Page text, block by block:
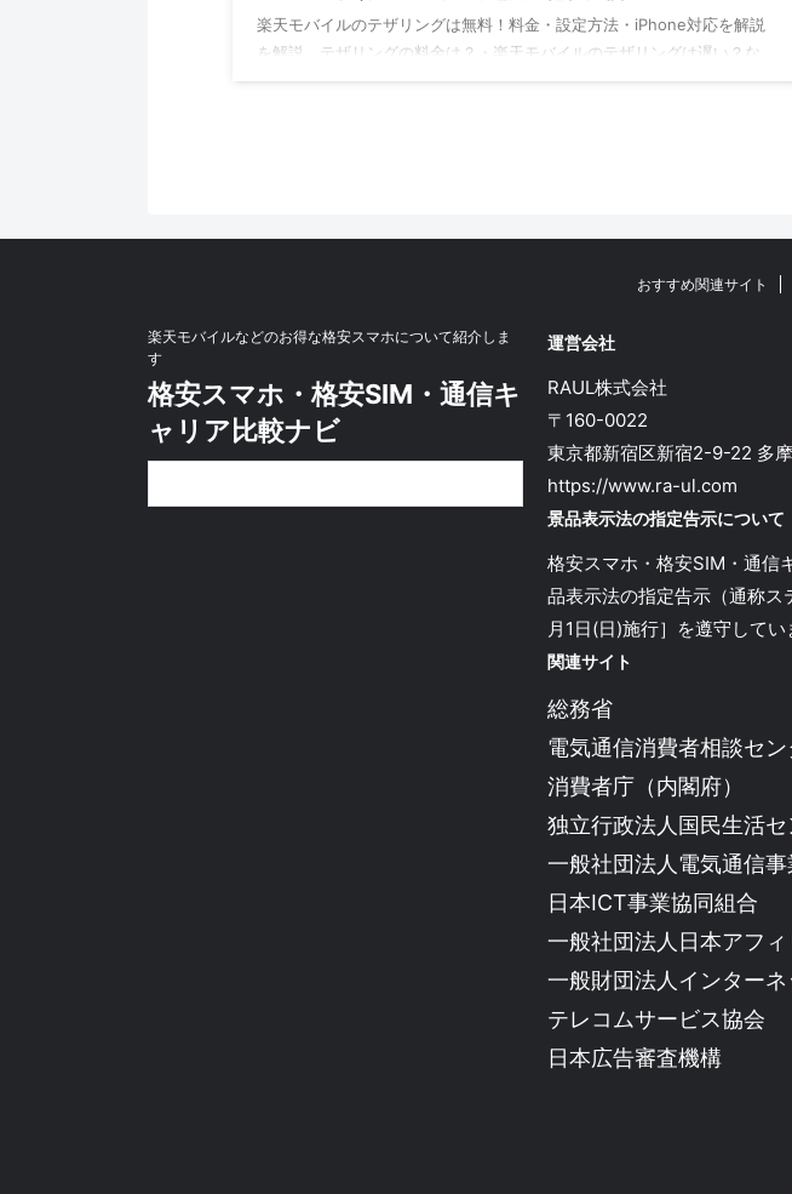
楽天モバイルのテザリングは無料！料金・設定方法・iPhone対応を解説
を解説。テザリングの料金は？・楽天モバイルのテザリングは遅い？な
おすすめ関連サイト
運営会社
RAUL株式会社
〒160-0022
東京都新宿区新宿2-9-22 多
https://www.ra-ul.com
景品表示法の指定告示について
格安スマホ・格安SIM・通信
品表示法の指定告示（通称
月1日(日)施行］を遵守してい
関連サイト
総務省
電気通信消費者相談セン
消費者庁（内閣府）
独立行政法人国民生活セ
一般社団法人電気通信
日本ICT事業協同組合
一般社団法人日本アフ
一般財団法人インター
テレコムサービス協会
日本広告審査機構
楽天モバイルなどのお得な格安スマホについて紹介しま
す
格安スマホ・格安SIM・通信キ
ャリア比較ナビ